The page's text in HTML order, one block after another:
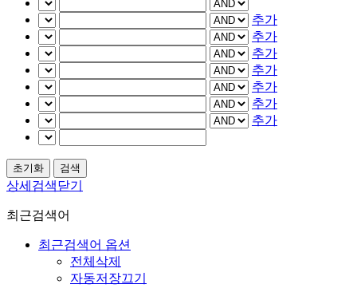
추가
추가
추가
추가
추가
추가
추가
상세검색닫기
최근검색어
최근검색어 옵션
전체삭제
자동저장끄기